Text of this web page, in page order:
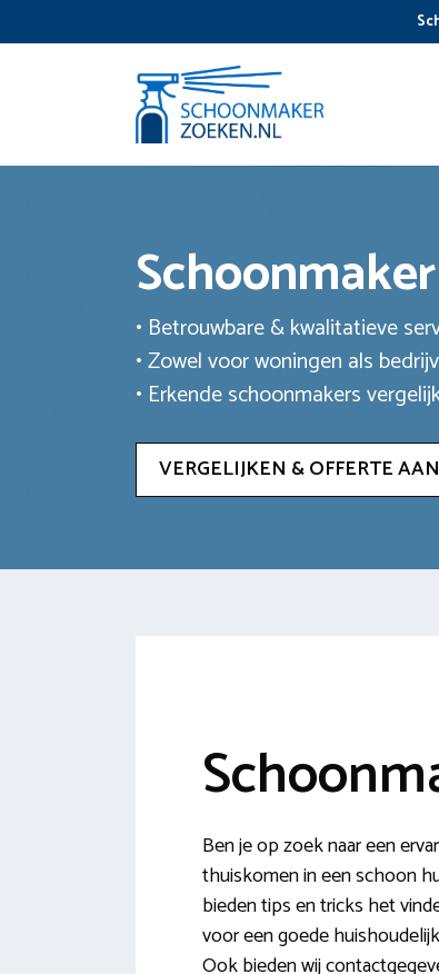
naar
• Betrouwbare & kwalitatieve
• Zowel voor woningen als
• Erkende schoonmakers
VERGELIJKEN & OFFERTE
Ben je op zoek naar een
thuiskomen in een schoon
bieden tips en tricks het
voor een goede
Ook bieden wij